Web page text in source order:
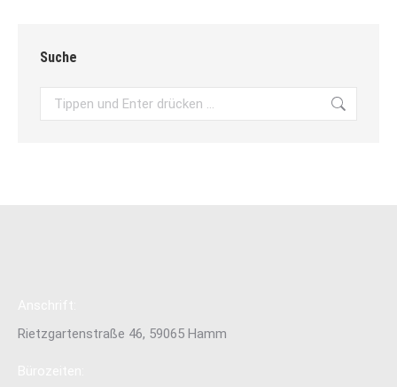
Suche
Search:
Rietzgartenstraße 46, 59065 Hamm